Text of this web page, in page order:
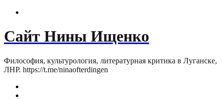
Сайт Нины Ищенко
Философия, культурология, литературная критика в Луганске,
ЛНР. https://t.me/ninaofterdingen